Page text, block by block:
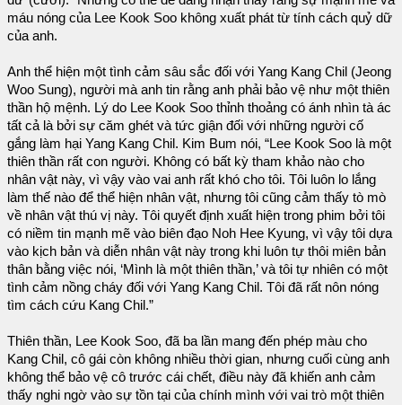
máu nóng của Lee Kook Soo không xuất phát từ tính cách quỷ dữ
của anh.
Anh thể hiện một tình cảm sâu sắc đối với Yang Kang Chil (Jeong
Woo Sung), người mà anh tin rằng anh phải bảo vệ như một thiên
thần hộ mệnh. Lý do Lee Kook Soo thỉnh thoảng có ánh nhìn tà ác
tất cả là bởi sự căm ghét và tức giận đối với những người cố
gắng làm hại Yang Kang Chil. Kim Bum nói, “Lee Kook Soo là một
thiên thần rất con người. Không có bất kỳ tham khảo nào cho
nhân vật này, vì vậy vào vai anh rất khó cho tôi. Tôi luôn lo lắng
làm thế nào để thể hiện nhân vật, nhưng tôi cũng cảm thấy tò mò
về nhân vật thú vị này. Tôi quyết định xuất hiện trong phim bởi tôi
có niềm tin mạnh mẽ vào biên đạo Noh Hee Kyung, vì vậy tôi dựa
vào kịch bản và diễn nhân vật này trong khi luôn tự thôi miên bản
thân bằng việc nói, ‘Mình là một thiên thần,’ và tôi tự nhiên có một
tình cảm nồng cháy đối với Yang Kang Chil. Tôi đã rất nôn nóng
tìm cách cứu Kang Chil.”
Thiên thần, Lee Kook Soo, đã ba lần mang đến phép màu cho
Kang Chil, cô gái còn không nhiều thời gian, nhưng cuối cùng anh
không thể bảo vệ cô trước cái chết, điều này đã khiến anh cảm
thấy nghi ngờ vào sự tồn tại của chính mình với vai trò một thiên